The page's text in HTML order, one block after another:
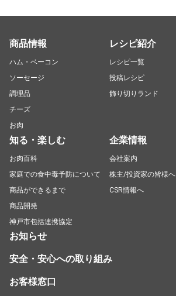
商品情報
ハム・ベーコン
ソーセージ
調理品
チーズ
お肉
レシピ紹介
レシピ一覧
投稿レシピ
飾り切りランド
知る・楽しむ
お肉百科
家庭での食中毒予防について
商品ができるまで
商品開発
神戸市包括連携協定
企業情報
会社案内
株主/投資家の皆様へ
CSR情報へ
お知らせ
安全・安心への取り組み
お客様窓口